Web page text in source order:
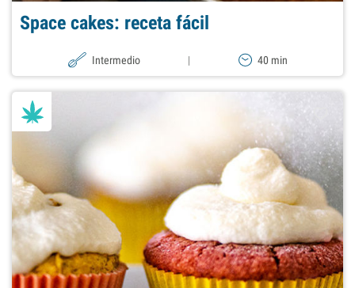
Space cakes: receta fácil
Intermedio | 40 min